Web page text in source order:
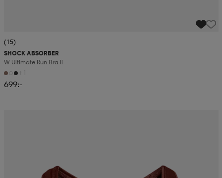
(15)
SHOCK ABSORBER
W Ultimate Run Bra Ii
+1
699:-